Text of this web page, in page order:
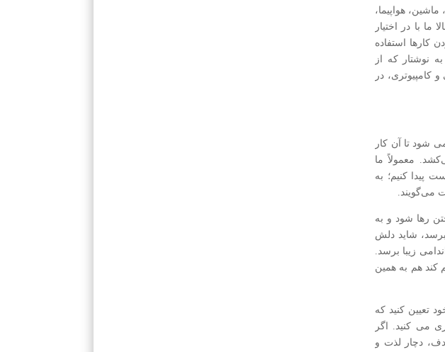
هواپیما،
با در اختیار
کارها استفاده
نوشتار که از
کامپیوتری، در
شود تا آن کار
معمولاً ما
پیدا کنیم؛ به
می‌گویند.
رها شود و به
شاید دلش
زیبا برسد.
کند هم به همین
تعیین کنید که
می کنید. اگر
دچار لذت و